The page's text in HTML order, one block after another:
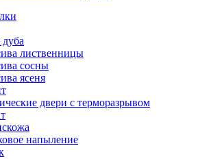
лиственницы
сосны
ясеня
двери с терморазрывом
напыление